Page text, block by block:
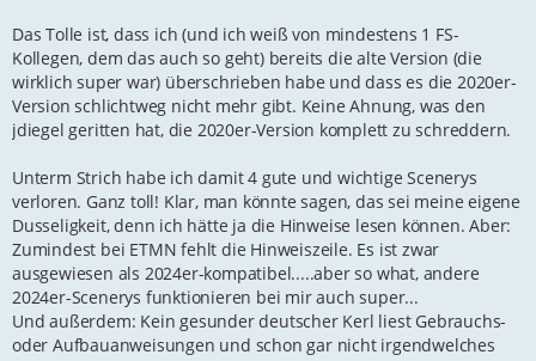
Das Tolle ist, dass ich (und ich weiß von mindestens 1 FS-
Kollegen, dem das auch so geht) bereits die alte Version (die
wirklich super war) überschrieben habe und dass es die 2020er-
Version schlichtweg nicht mehr gibt. Keine Ahnung, was den
jdiegel geritten hat, die 2020er-Version komplett zu schreddern.
Unterm Strich habe ich damit 4 gute und wichtige Scenerys
verloren. Ganz toll! Klar, man könnte sagen, das sei meine eigene
Dusseligkeit, denn ich hätte ja die Hinweise lesen können. Aber:
Zumindest bei ETMN fehlt die Hinweiszeile. Es ist zwar
ausgewiesen als 2024er-kompatibel.....aber so what, andere
2024er-Scenerys funktionieren bei mir auch super...
Und außerdem: Kein gesunder deutscher Kerl liest Gebrauchs-
oder Aufbauanweisungen und schon gar nicht irgendwelches